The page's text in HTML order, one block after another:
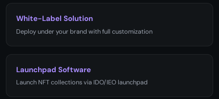
White-Label Solution
Deploy under your brand with full customization
Launchpad Software
Launch NFT collections via IDO/IEO launchpad